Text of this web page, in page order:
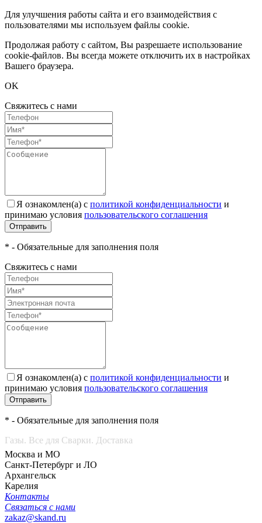
Для улучшения работы сайта и его взаимодействия с
пользователями мы используем файлы cookie.
Продолжая работу с сайтом, Вы разрешаете использование
cookie-файлов. Вы всегда можете отключить их в настройках
Вашего браузера.
OK
Свяжитесь с нами
Я ознакомлен(а) с политикой конфиденциальности и
принимаю условия пользовательского соглашения
Отправить
* - Обязательные для заполнения поля
Свяжитесь с нами
Я ознакомлен(а) с политикой конфиденциальности и
принимаю условия пользовательского соглашения
Отправить
* - Обязательные для заполнения поля
Газы. Все для Сварки. Доставка
Москва и МО
Санкт-Петербург и ЛО
Архангельск
Карелия
Контакты
Связаться с нами
zakaz@skand.ru